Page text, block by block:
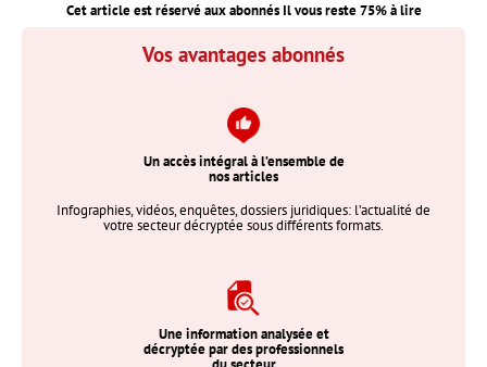
Cet article est réservé aux abonnés Il vous reste75% à lire
Vos avantages abonnés
Un accès intégral à l’ensemble de
nos articles
Infographies, vidéos, enquêtes, dossiers juridiques: l’actualité de
votre secteur décryptée sous différents formats.
Une information analysée et
décryptée par des professionnels